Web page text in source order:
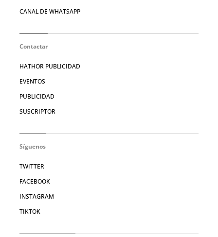
CANAL DE WHATSAPP
Contactar
HATHOR PUBLICIDAD
EVENTOS
PUBLICIDAD
SUSCRIPTOR
Síguenos
TWITTER
FACEBOOK
INSTAGRAM
TIKTOK